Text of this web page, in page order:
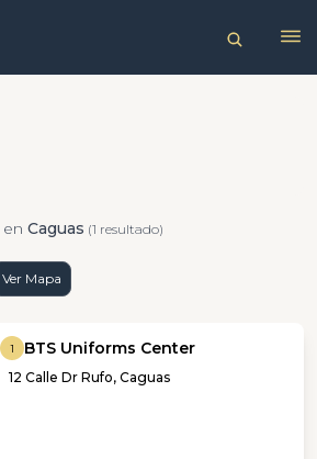
en Caguas (1 resultado)
Ver Mapa
1 BTS Uniforms Center
12 Calle Dr Rufo, Caguas